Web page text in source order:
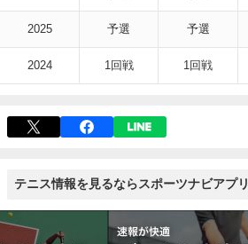
2025 予選 予選
2024 1回戦 1回戦
テニス情報を見るならスポーツナビアプリ